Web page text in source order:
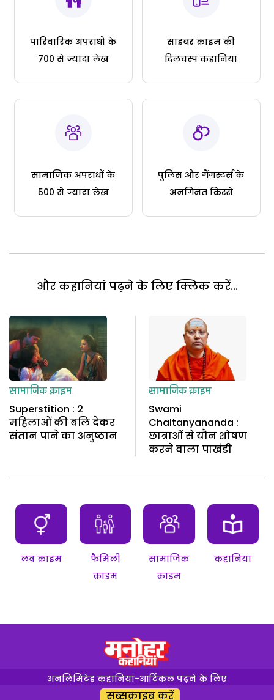
पारिवारिक अपराधों के
700 से ज्यादा लेख
साइबर क्राइम की
दिलचस्प कहानियां
सामाजिक अपराधों के
500 से ज्यादा लेख
पुलिस और गैंगस्टर्स के
अनगिनत किस्से
और कहानियां पढ़ने के लिए क्लिक करें...
सामाजिक क्राइम
Superstition : 2
महिलाओं की बलि देकर
संतान पाने का अनुष्ठान
सामाजिक क्राइम
Swami
Chaitanyananda :
छात्राओं से यौन शोषण
करने वाला पाखंडी
लव क्राइम
फैमिली
क्राइम
सामाजिक
क्राइम
कहानियां
अनलिमिटेड कहानियां-आर्टिकल पढ़ने के लिए
सब्सक्राइब करें